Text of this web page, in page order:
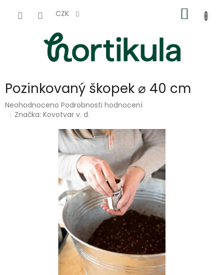
CZK
KOŠÍK
Pozinkovaný škopek ⌀ 40 cm
Průměrné
hodnocení
Neohodnoceno Podrobnosti hodnocení
Značka:Kovotvar v. d.